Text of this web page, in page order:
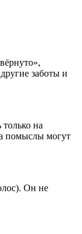
заботы и
на
помыслы могут
Он не